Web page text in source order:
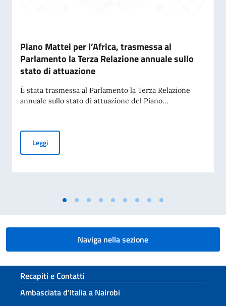
Piano Mattei per l’Africa, trasmessa al
Parlamento la Terza Relazione annuale sullo
stato di attuazione
È stata trasmessa al Parlamento la Terza Relazione
annuale sullo stato di attuazione del Piano...
LeggiPiano Mattei per l’Africa, trasmessa al Parlamento la
Naviga nella sezione
Sezione footer
Recapiti e Contatti
Ambasciata d’Italia a Nairobi